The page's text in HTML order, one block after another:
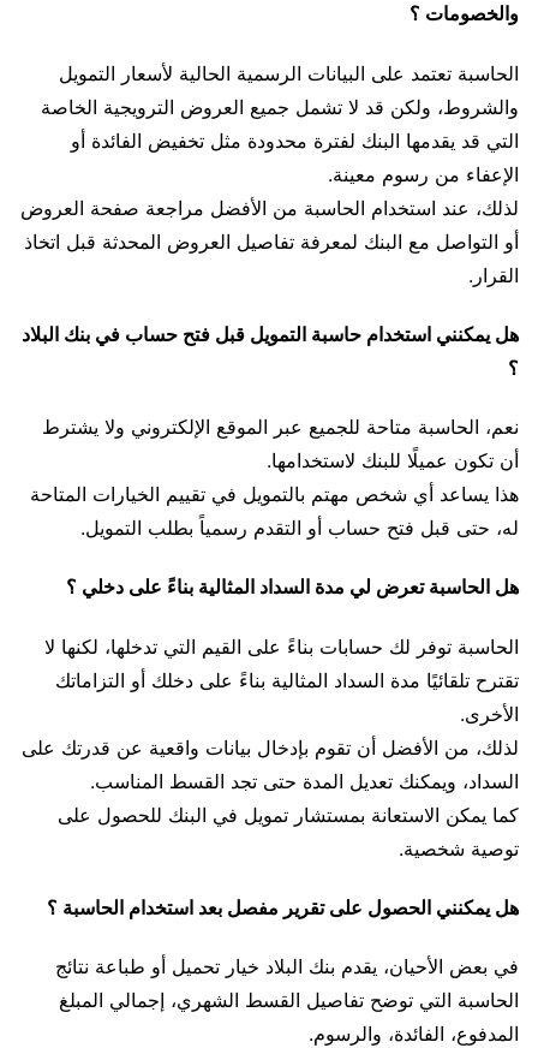
والخصومات ؟
الحاسبة تعتمد على البيانات الرسمية الحالية لأسعار التمويل
والشروط، ولكن قد لا تشمل جميع العروض الترويجية الخاصة
التي قد يقدمها البنك لفترة محدودة مثل تخفيض الفائدة أو
الإعفاء من رسوم معينة.
لذلك، عند استخدام الحاسبة من الأفضل مراجعة صفحة العروض
أو التواصل مع البنك لمعرفة تفاصيل العروض المحدثة قبل اتخاذ
القرار.
هل يمكنني استخدام حاسبة التمويل قبل فتح حساب في بنك البلاد
؟
نعم، الحاسبة متاحة للجميع عبر الموقع الإلكتروني ولا يشترط
أن تكون عميلًا للبنك لاستخدامها.
هذا يساعد أي شخص مهتم بالتمويل في تقييم الخيارات المتاحة
له، حتى قبل فتح حساب أو التقدم رسمياً بطلب التمويل.
هل الحاسبة تعرض لي مدة السداد المثالية بناءً على دخلي ؟
الحاسبة توفر لك حسابات بناءً على القيم التي تدخلها، لكنها لا
تقترح تلقائيًا مدة السداد المثالية بناءً على دخلك أو التزاماتك
الأخرى.
لذلك، من الأفضل أن تقوم بإدخال بيانات واقعية عن قدرتك على
السداد، ويمكنك تعديل المدة حتى تجد القسط المناسب.
كما يمكن الاستعانة بمستشار تمويل في البنك للحصول على
توصية شخصية.
هل يمكنني الحصول على تقرير مفصل بعد استخدام الحاسبة ؟
في بعض الأحيان، يقدم بنك البلاد خيار تحميل أو طباعة نتائج
الحاسبة التي توضح تفاصيل القسط الشهري، إجمالي المبلغ
المدفوع، الفائدة، والرسوم.